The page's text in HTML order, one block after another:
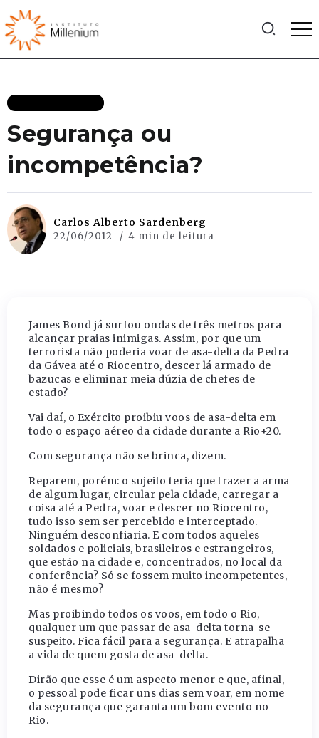
Segurança ou
incompetência?
Carlos Alberto Sardenberg
22/06/2012 4 min de leitura
James Bond já surfou ondas de três metros para
alcançar praias inimigas. Assim, por que um
terrorista não poderia voar de asa-delta da Pedra
da Gávea até o Riocentro, descer lá armado de
bazucas e eliminar meia dúzia de chefes de
estado?
Vai daí, o Exército proibiu voos de asa-delta em
todo o espaço aéreo da cidade durante a Rio+20.
Com segurança não se brinca, dizem.
Reparem, porém: o sujeito teria que trazer a arma
de algum lugar, circular pela cidade, carregar a
coisa até a Pedra, voar e descer no Riocentro,
tudo isso sem ser percebido e interceptado.
Ninguém desconfiaria. E com todos aqueles
soldados e policiais, brasileiros e estrangeiros,
que estão na cidade e, concentrados, no local da
conferência? Só se fossem muito incompetentes,
não é mesmo?
Mas proibindo todos os voos, em todo o Rio,
qualquer um que passar de asa-delta torna-se
suspeito. Fica fácil para a segurança. E atrapalha
a vida de quem gosta de asa-delta.
Dirão que esse é um aspecto menor e que, afinal,
o pessoal pode ficar uns dias sem voar, em nome
da segurança que garanta um bom evento no
Rio.